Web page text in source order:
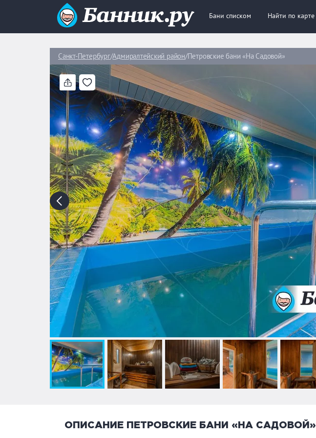
Бани списком Найти по карте
Санкт-Петербург Адмиралтейский район Петровские бани «На Садовой»
ОПИСАНИЕ ПЕТРОВСКИЕ БАНИ «НА САДОВОЙ»